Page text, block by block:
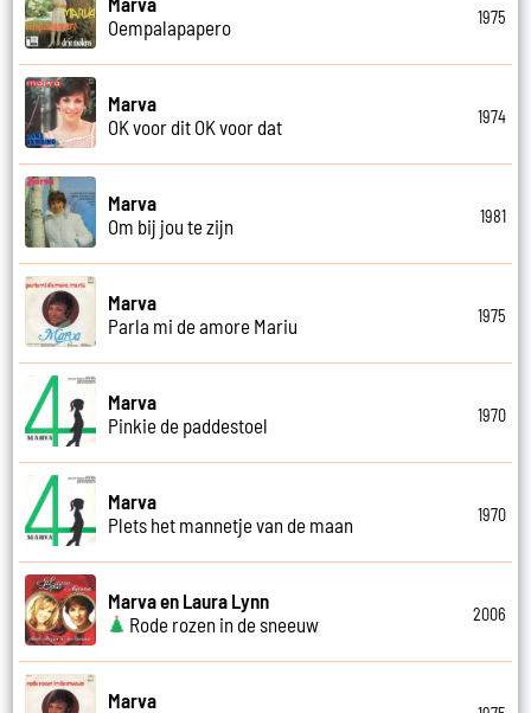
Oempalapapero
1975
Marva
OK voor dit OK voor dat
1974
Marva
Om bij jou te zijn
1981
Marva
Parla mi de amore Mariu
1975
Marva
Pinkie de paddestoel
1970
Marva
Plets het mannetje van de maan
1970
Marva en Laura Lynn
Rode rozen in de sneeuw
2006
Marva